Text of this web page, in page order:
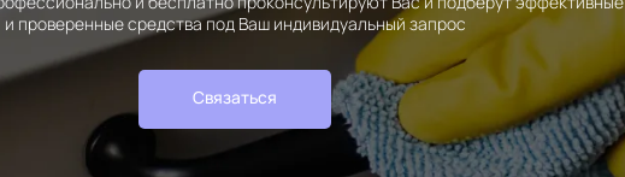
и проверенные средства под Ваш индивидуальный запрос
Связаться